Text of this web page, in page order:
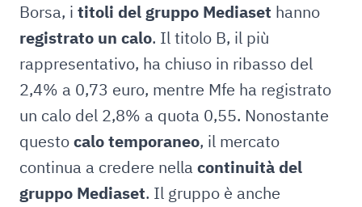
Borsa, i titoli del gruppo Mediaset hanno
registrato un calo. Il titolo B, il più
rappresentativo, ha chiuso in ribasso del
2,4% a 0,73 euro, mentre Mfe ha registrato
un calo del 2,8% a quota 0,55. Nonostante
questocalo temporaneo, il mercato
continua a credere nella continuità del
gruppo Mediaset. Il gruppo è anche